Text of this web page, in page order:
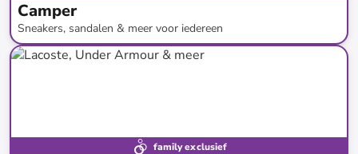
Camper
Sneakers, sandalen & meer voor iedereen
tot-70%*
family exclusief